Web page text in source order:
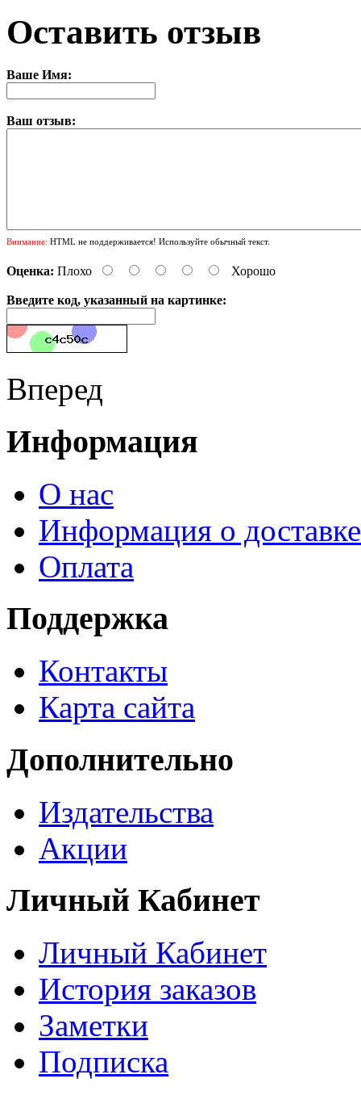
Оставить отзыв
Ваше Имя:
Ваш отзыв:
Внимание: HTML не поддерживается! Используйте обычный текст.
Оценка: Плохо Хорошо
Введите код, указанный на картинке:
Вперед
Информация
О нас
Информация о доставке
Оплата
Поддержка
Контакты
Карта сайта
Дополнительно
Издательства
Акции
Личный Кабинет
Личный Кабинет
История заказов
Заметки
Подписка